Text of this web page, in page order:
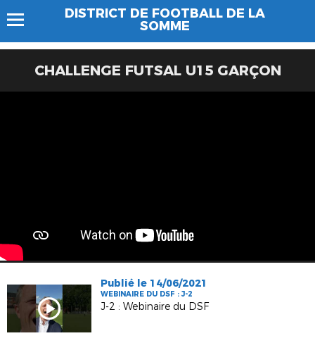
DISTRICT DE FOOTBALL DE LA
SOMME
CHALLENGE FUTSAL U15 GARÇON
Publié le 14/06/2021
WEBINAIRE DU DSF : J-2
J-2 : Webinaire du DSF